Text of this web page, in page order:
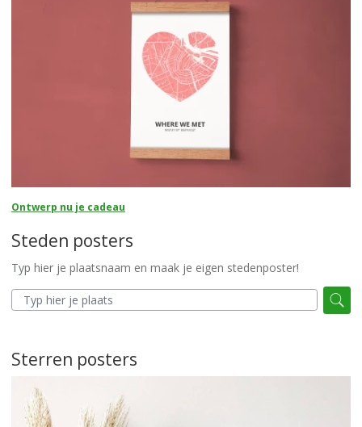
Ontwerp nu je cadeau
Steden posters
Typ hier je plaatsnaam en maak je eigen stedenposter!
Sterren posters